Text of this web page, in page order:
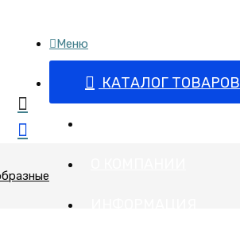
Меню
КАТАЛОГ ТОВАРОВ